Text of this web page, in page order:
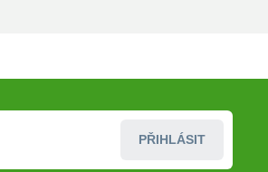
PŘIHLÁSIT